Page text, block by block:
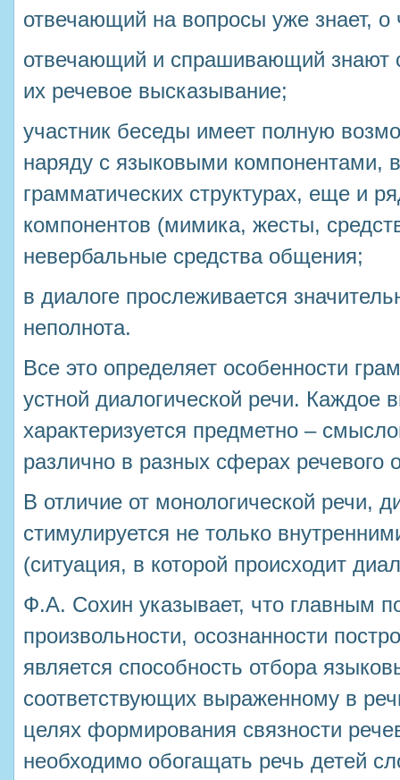
отвечающий на вопросы уже знает, о
отвечающий и спрашивающий знают
их речевое высказывание;
участник беседы имеет полную
наряду с языковыми компонентами,
грамматических структурах, еще и
компонентов (мимика, жесты,
невербальные средства общения;
в диалоге прослеживается
неполнота.
Все это определяет особенности
устной диалогической речи. Каждое
характеризуется предметно –
различно в разных сферах речевого
В отличие от монологической речи,
стимулируется не только
(ситуация, в которой происходит
Ф.А. Сохин указывает, что главным
произвольности, осознанности
является способность отбора
соответствующих выраженному в
целях формирования связности
необходимо обогащать речь детей